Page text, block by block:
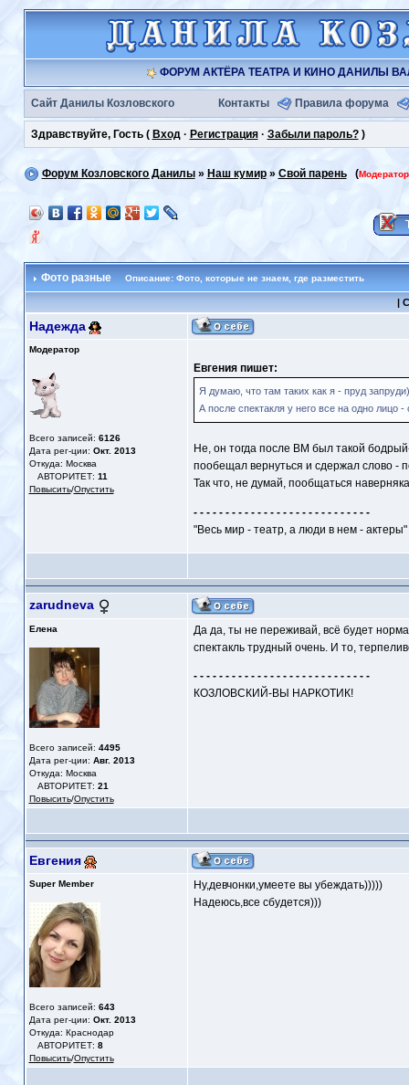
ФОРУМ АКТЁРА ТЕАТРА И КИНО ДАНИЛЫ
Сайт Данилы Козловского Контакты Правила форума
Здравствуйте, Гость ( Вход· Регистрация· Забыли пароль?)
Форум Козловского Данилы» Наш кумир» Свой парень(
Фото разные Описание: Фото, которые не знаем, где разместить
|
Надежда
Модератор
Всего записей: 6126
Дата рег-ции: Окт. 2013
Откуда: Москва
АВТОРИТЕТ: 11
Повысить/Опустить
Евгения пишет:
Я думаю, что там таких как я - пруд
А после спектакля у него все на одно лицо -
Не, он тогда после ВМ был такой
пообещал вернуться и сдержал слово -
Так что, не думай, пообщаться
- - - - - - - - - - - - - - - - - - - - - - - - - - - -
"Весь мир - театр, а люди в нем - актеры"
zarudneva
Елена
Всего записей: 4495
Дата рег-ции: Авг. 2013
Откуда: Москва
АВТОРИТЕТ: 21
Повысить/Опустить
Да да, ты не переживай, всё будет
спектакль трудный очень. И то,
- - - - - - - - - - - - - - - - - - - - - - - - - - - -
КОЗЛОВСКИЙ-ВЫ НАРКОТИК!
Евгения
Super Member
Всего записей: 643
Дата рег-ции: Окт. 2013
Откуда: Краснодар
АВТОРИТЕТ: 8
Повысить/Опустить
Ну,девчонки,умеете вы убеждать)))))
Надеюсь,все сбудется)))